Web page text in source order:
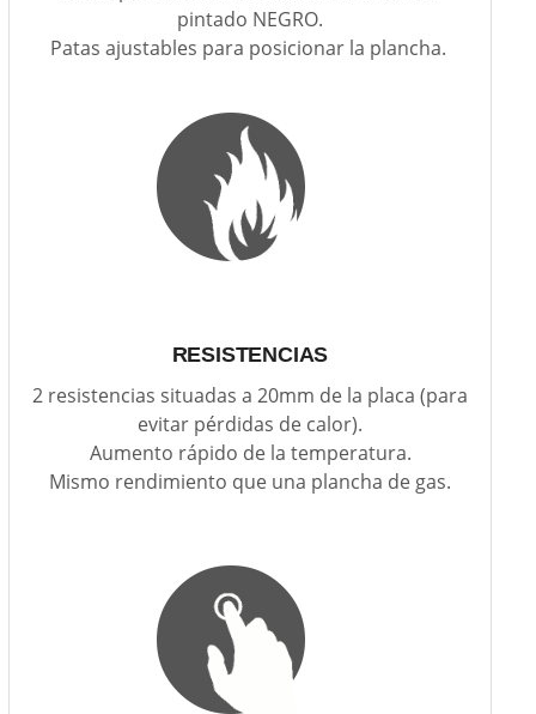
pintado NEGRO.
Patas ajustables para posicionar la plancha.
RESISTENCIAS
2 resistencias situadas a 20mm de la placa (para
evitar pérdidas de calor).
Aumento rápido de la temperatura.
Mismo rendimiento que una plancha de gas.